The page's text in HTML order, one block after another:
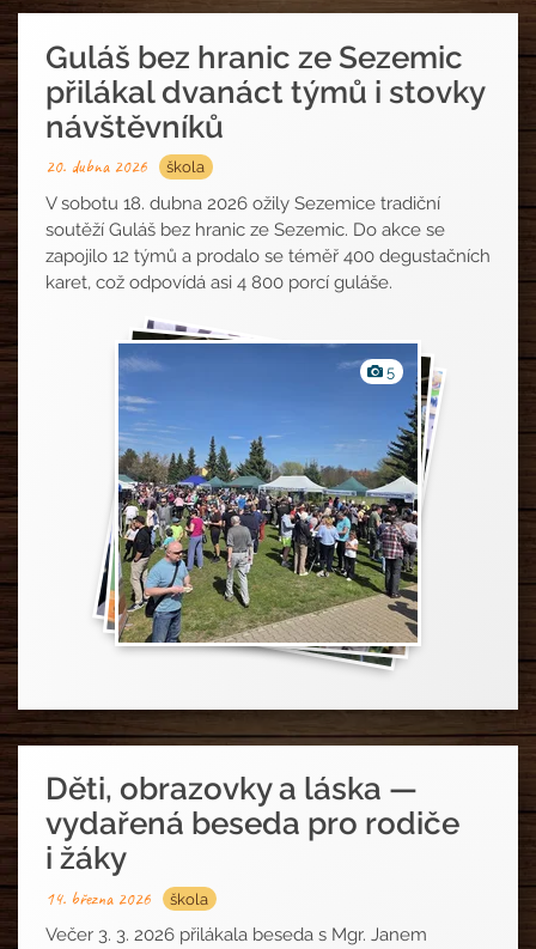
Guláš bez hranic ze Sezemic
přilákal dvanáct týmů i stovky
návštěvníků
20. dubna 2026 škola
V sobotu 18. dubna 2026 ožily Sezemice tradiční
soutěží Guláš bez hranic ze Sezemic. Do akce se
zapojilo 12 týmů a prodalo se téměř 400 degustačních
karet, což odpovídá asi 4 800 porcí guláše.
5Fotografie
Děti, obrazovky a láska —
vydařená beseda pro rodiče
i žáky
14. března 2026 škola
Večer 3. 3. 2026 přilákala beseda s Mgr. Janem